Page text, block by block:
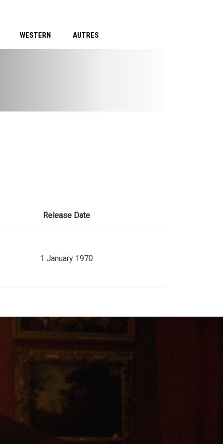
WESTERN AUTRES
Release Date
1 January 1970